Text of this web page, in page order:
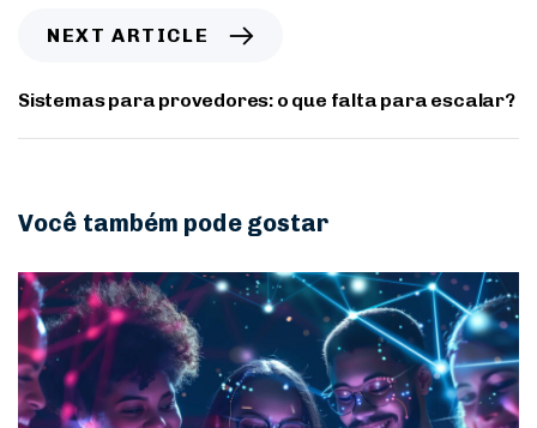
NEXT ARTICLE
Sistemas para provedores: o que falta para escalar?
Você também pode gostar